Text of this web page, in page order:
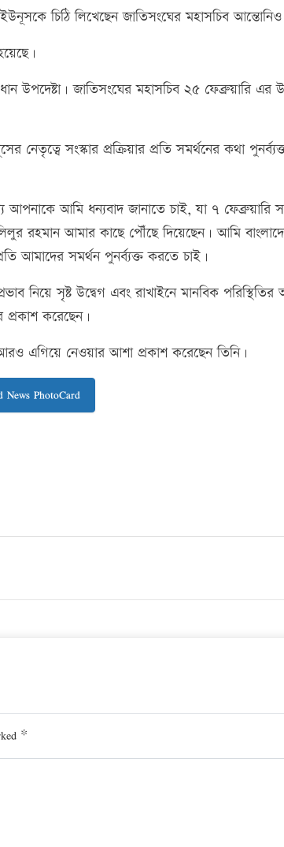
ইউনূসকে চিঠি লিখেছেন জাতিসংঘের মহাসচিব
উপদেষ্টা। জাতিসংঘের মহাসচিব ২৫ ফেব্রুয়ারি এর
নেতৃত্বে সংস্কার প্রক্রিয়ার প্রতি সমর্থনের কথা
আপনাকে আমি ধন্যবাদ জানাতে চাই, যা ৭ ফেব্রুয়ারি
রহমান আমার কাছে পৌঁছে দিয়েছেন। আমি
আমাদের সমর্থন পুনর্ব্যক্ত করতে চাই।
নিয়ে সৃষ্ট উদ্বেগ এবং রাখাইনে মানবিক পরিস্থিতির
প্রকাশ করেছেন।
এগিয়ে নেওয়ার আশা প্রকাশ করেছেন তিনি।
News PhotoCard
*